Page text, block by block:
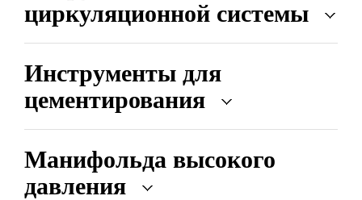
циркуляционной системы
Инструменты для
цементирования
Манифольда высокого
давления